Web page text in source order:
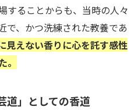
することからも、当時の人々
で、かつ洗練された教養であ
見えない香りに心を託す感性
道」としての香道